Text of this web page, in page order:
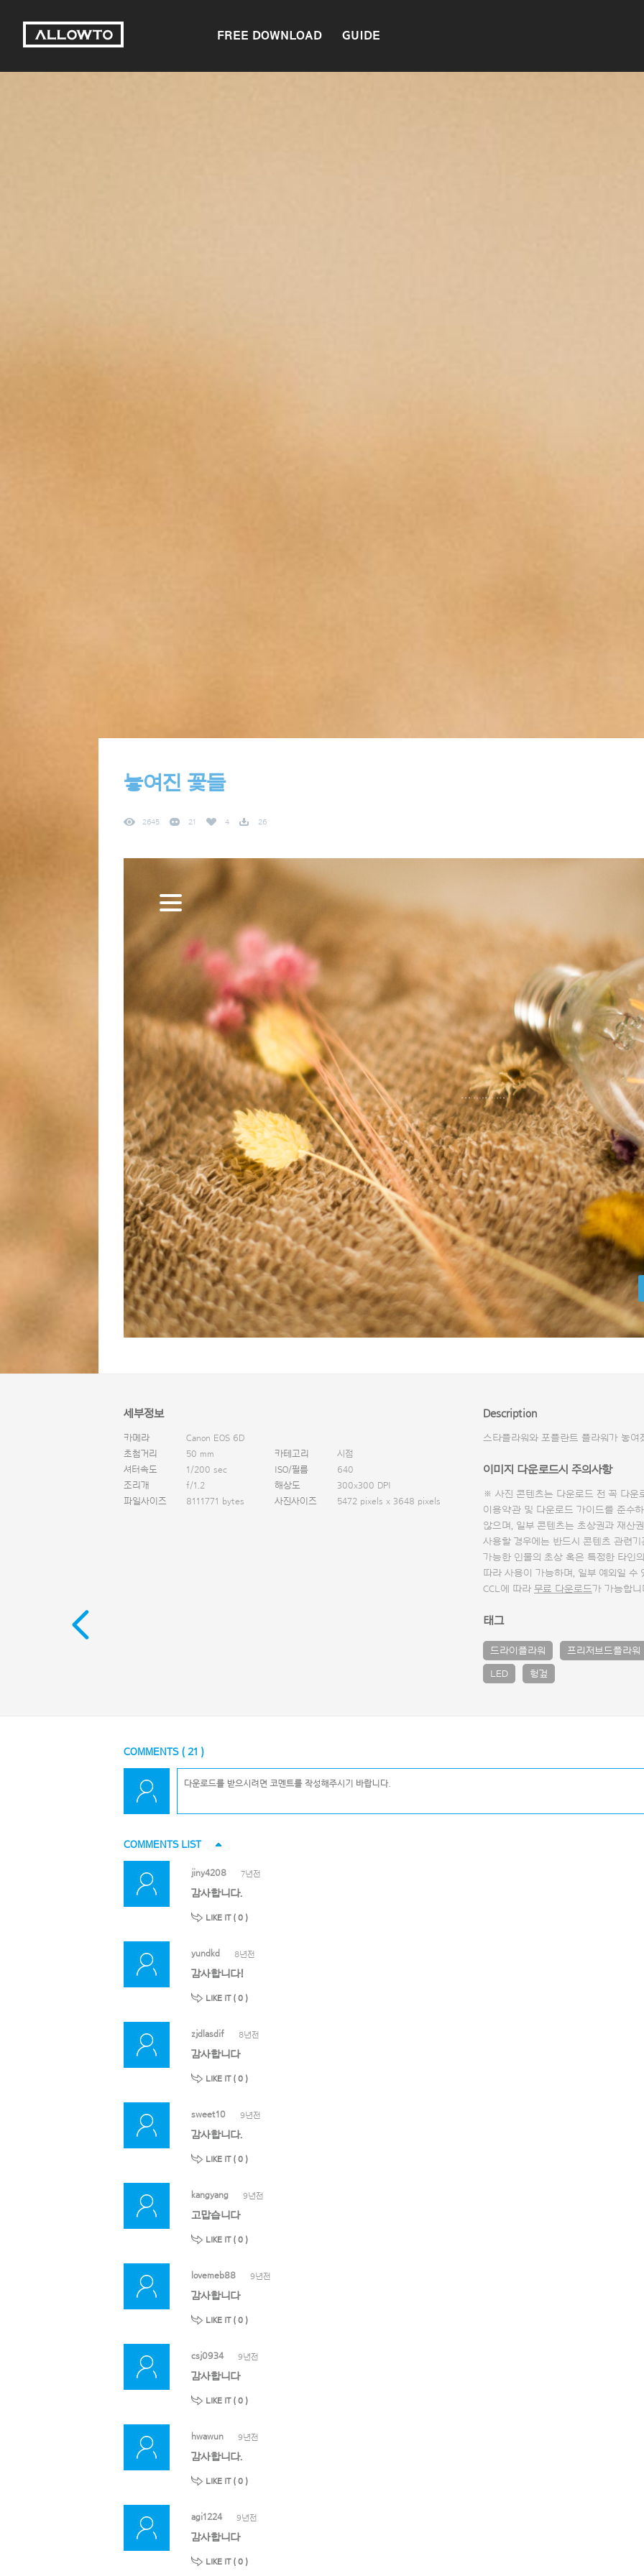
FREE DOWNLOAD GUIDE
놓여진 꽃들
2645 21 4 26
세부정보
카메라
Canon EOS 6D
초첨거리
50 mm 카테고리
시점
셔터속도
1/200 sec ISO/필름
640
조리개
f/1.2 해상도
300x300 DPI
파일사이즈
8111771 bytes 사진사이즈 5472 pixels x 3648 pixels
Description
스타플라워와 포플란트 플라워가 놓여
이미지 다운로드시 주의사항
※ 사진 콘텐츠는 다운로드 전 꼭 다운
이용약관 및 다운로드 가이드를 준수
않으며, 일부 콘텐츠는 초상권과 재산
사용할 경우에는 반드시 콘텐츠 관련
가능한 인물의 초상 혹은 특정한 타인
따라 사용이 가능하며, 일부 예외일
CCL에 따라 무료 다운로드가 가능합니
태그
드라이플라워 프리저브드플라워
LED 헝겊
COMMENTS ( 21 )
COMMENTS LIST
jiny4208 7년전
감사합니다.
LIKE IT ( 0 )
yundkd 8년전
감사합니다!
LIKE IT ( 0 )
zjdlasdif 8년전
감사합니다
LIKE IT ( 0 )
sweet10 9년전
감사합니다.
LIKE IT ( 0 )
kangyang 9년전
고맙습니다
LIKE IT ( 0 )
lovemeb88 9년전
감사합니다
LIKE IT ( 0 )
csj0934 9년전
감사합니다
LIKE IT ( 0 )
hwawun 9년전
감사합니다.
LIKE IT ( 0 )
agi1224 9년전
감사합니다
LIKE IT ( 0 )